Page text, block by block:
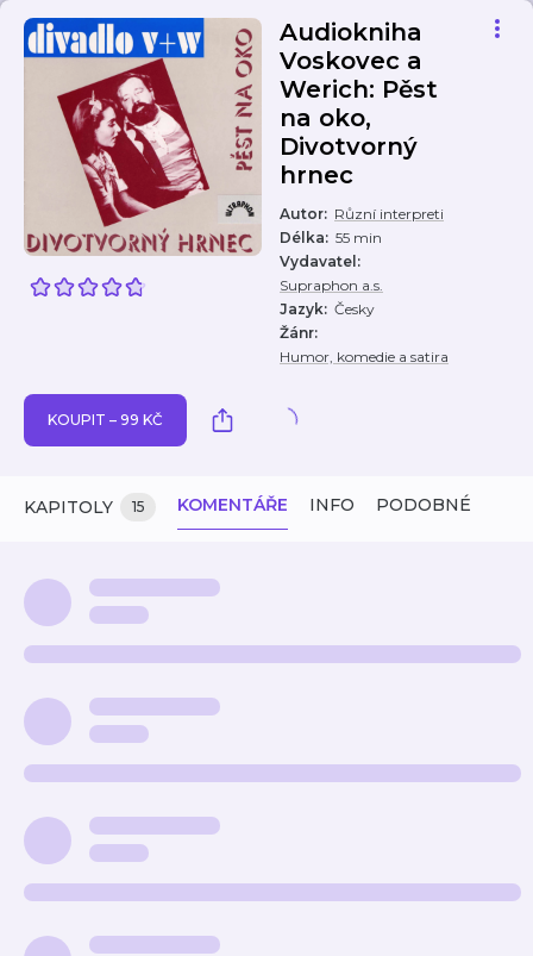
Audiokniha
Voskovec a
Werich: Pěst
na oko,
Divotvorný
hrnec
Autor: Různí interpreti
Délka: 55 min
Vydavatel :
Supraphon a.s.
Jazyk: Česky
Žánr:
Humor, komedie a satira
KOUPIT – 99 KČ
KAPITOLY 15 KOMENTÁŘE INFO PODOBNÉ